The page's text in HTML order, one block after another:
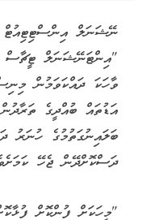
"އިންޓަނޭޝަނަލް ޓީޗާސް
ވާހަކަ ދައްކަވަމުން
އަޑުތައް ބުއްދީގެ
ބަލައިނުގަތުމުގެ ހުނަރު
ދަސްކޮށްދޭން ޖެހޭ
"މީހަކަށް ފުންކޮށް